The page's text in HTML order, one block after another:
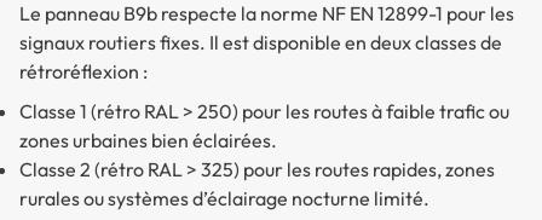
Le panneau B9b respecte la norme NF EN 12899-1 pour les
signaux routiers fixes. Il est disponible en deux classes de
rétroréflexion :
Classe 1 (rétro RAL > 250) pour les routes à faible trafic ou
zones urbaines bien éclairées.
Classe 2 (rétro RAL > 325) pour les routes rapides, zones
rurales ou systèmes d’éclairage nocturne limité.